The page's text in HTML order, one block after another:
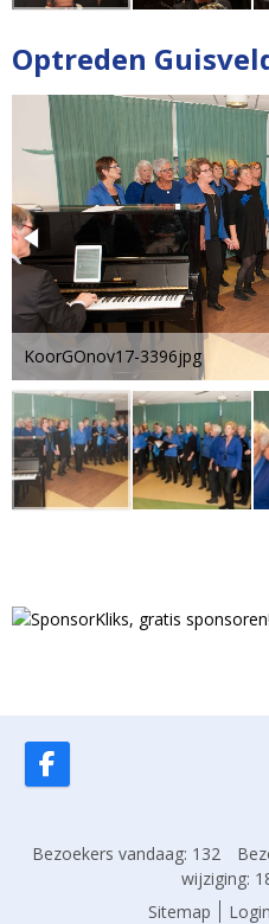
Optreden
KoorGOnov17-3396jpg
Bezoekers vandaag: 132
wijziging:
Sitemap
Login